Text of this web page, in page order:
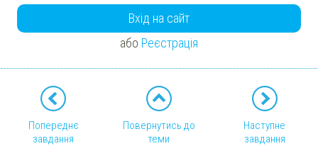
Вхід на сайт
або Реєстрація
Попереднє
завдання
Повернутись до
теми
Наступне
завдання